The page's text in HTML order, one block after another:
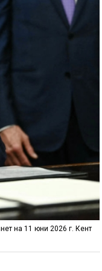
на 11 юни 2026 г. Кент